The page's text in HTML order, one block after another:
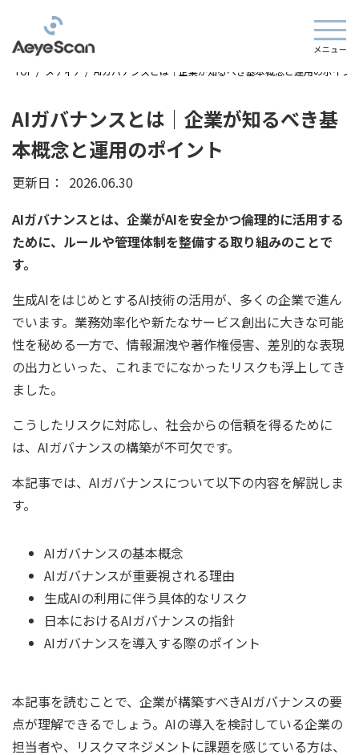
TOP / メディア / AIガバナンスとは｜企業が知るべき基本概念と運用のポイン
AIガバナンスとは｜企業が知るべき基
本概念と運用のポイント
更新日： 2026.06.30
AIガバナンスとは、企業がAIを安全かつ倫理的に活用する
ために、ルールや管理体制を整備する取り組みのことで
す。
生成AIをはじめとするAI技術の活用が、多くの企業で進ん
でいます。業務効率化や新たなサービス創出に大きな可能
性を秘める一方で、情報漏洩や著作権侵害、差別的な表現
の出力といった、これまでになかったリスクも浮上してき
ました。
こうしたリスクに対応し、社会からの信頼を得るために
は、AIガバナンスの構築が不可欠です。
本記事では、AIガバナンスについて以下の内容を解説しま
す。
AIガバナンスの基本概念
AIガバナンスが重要視される理由
生成AIの利用に伴う具体的なリスク
日本におけるAIガバナンスの指針
AIガバナンスを導入する際のポイント
本記事を読むことで、企業が構築すべきAIガバナンスの要
点が理解できるでしょう。AIの導入を検討している企業の
担当者や、リスクマネジメントに課題を感じている方は、